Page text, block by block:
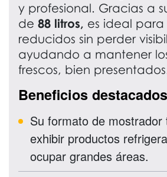
y profesional. Gracias a
de 88 litros, es ideal para
reducidos sin perder
ayudando a mantener
frescos, bien
Beneficios destacados
Su formato de mostrador
exhibir productos
ocupar grandes áreas.